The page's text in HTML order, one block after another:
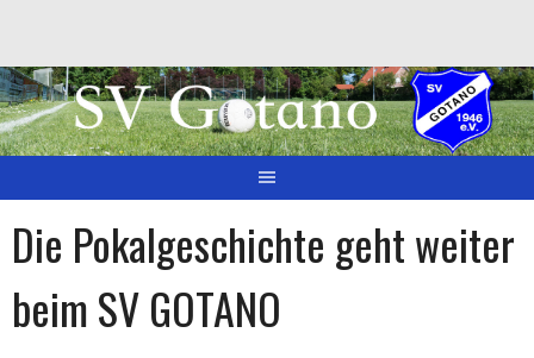
Inhalt
Die Pokalgeschichte geht weiter
beim SV GOTANO